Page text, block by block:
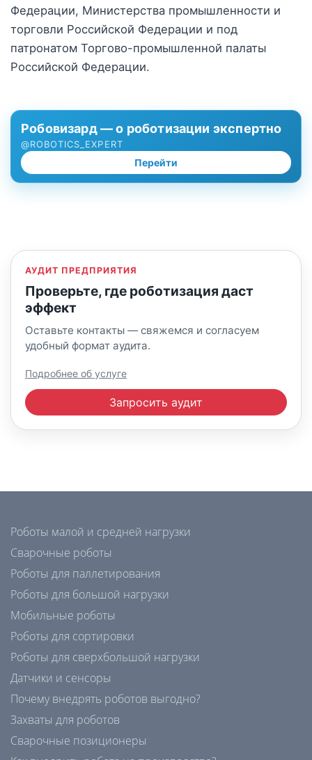
Федерации, Министерства промышленности и
торговли Российской Федерации и под
патронатом Торгово-промышленной палаты
Российской Федерации.
Робовизард — о роботизации экспертно
@ROBOTICS_EXPERT
Перейти
АУДИТ ПРЕДПРИЯТИЯ
Проверьте, где роботизация даст
эффект
Оставьте контакты — свяжемся и согласуем
удобный формат аудита.
Подробнее об услуге
Запросить аудит
Роботы малой и средней нагрузки
Сварочные роботы
Роботы для паллетирования
Роботы для большой нагрузки
Мобильные роботы
Роботы для сортировки
Роботы для сверхбольшой нагрузки
Датчики и сенсоры
Почему внедрять роботов выгодно?
Захваты для роботов
Сварочные позиционеры